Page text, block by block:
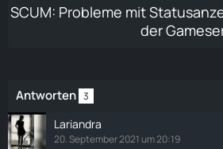
SCUM: Probleme mit
der
Antworten 3
Lariandra
20. September 2021 um 20:19